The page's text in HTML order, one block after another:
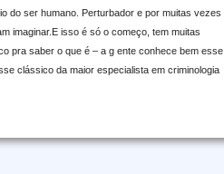
do ser humano. Perturbador e por muitas vezes
imaginar.E isso é só o começo, tem muitas
pra saber o que é – a g ente conhece bem esse
clássico da maior especialista em criminologia